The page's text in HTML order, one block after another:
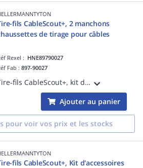
fils CableScout+, 2 manchons
de tirage pour câbles
Rexel : HNE89790027
Fab :897-90027
Tire-fils CableScout+, kit de 2 manchons chaussettes de tirage pour câbles de 16 à 30 mm de diamètre,
Ajouter au panier
pour voir vos prix et les stocks
fils CableScout+, Kit d'accessoires